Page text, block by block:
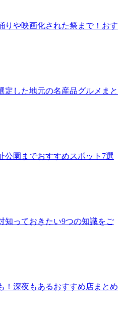
りや映画化された祭まで！おす
定した地元の名産品グルメまと
公園までおすすめスポット7選
知っておきたい9つの知識をご
！深夜もあるおすすめ店まとめ